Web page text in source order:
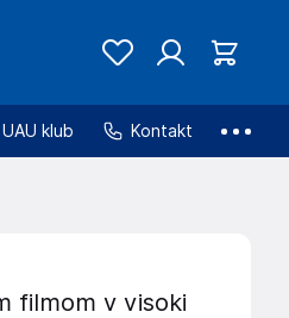
UAU klub Kontakt
filmom v visoki